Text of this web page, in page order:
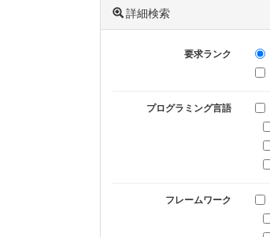
詳細検索
要求ランク
プログラミング言語
フレームワーク